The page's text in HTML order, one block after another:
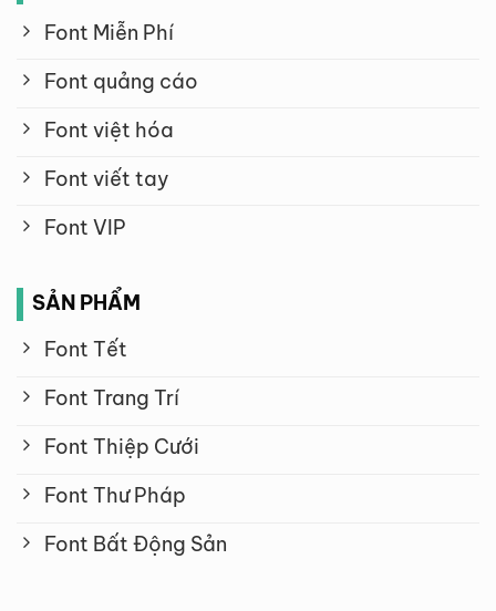
Font Miễn Phí
Font quảng cáo
Font việt hóa
Font viết tay
Font VIP
SẢN PHẨM
Font Tết
Font Trang Trí
Font Thiệp Cưới
Font Thư Pháp
Font Bất Động Sản